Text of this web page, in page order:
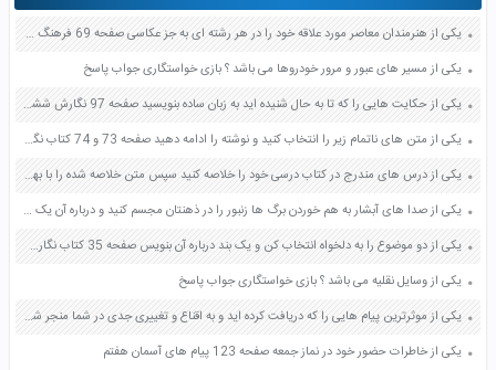
یکی از هنرمندان معاصر مورد علاقه خود را در هر رشته ای به جز عکاسی صفحه 69 فرهنگ و هنر نهم
یکی از مسیر های عبور و مرور خودروها می باشد ؟ بازی خواستگاری جواب پاسخ
یکی از حکایت هایی را که تا به حال شنیده اید به زبان ساده بنویسید صفحه 97 نگارش ششم دبستان
یکی از متن های ناتمام زیر را انتخاب کنید و نوشته را ادامه دهید صفحه 73 و 74 کتاب نگارش فارسی پنجم دبستان
یکی از درس های مندرج در کتاب درسی خود را خلاصه کنید سپس متن خلاصه شده را با بهره گیری از روش های دسته بندی نمودار جدول نقشه مفهومی نشان دهید صفحه 118 نگارش یازدهم
یکی از صدا های آبشار به هم خوردن برگ ها زنبور را در ذهنتان مجسم کنید و درباره آن یک بند بنویسید صفحه 11 نگارش پنجم
یکی از دو موضوع را به دلخواه انتخاب کن و یک بند درباره آن بنویس صفحه 35 کتاب نگارش فارسی سوم
یکی از وسایل نقلیه می باشد ؟ بازی خواستگاری جواب پاسخ
یکی از موثرترین پیام هایی را که دریافت کرده اید و به اقناع و تغییری جدی در شما منجر شده است برسی کنید و علت این تاثیر گذاری قابل توجه را بنویسید صفحه 52 تفکر و سواد رسانه ای دهم
یکی از خاطرات حضور خود در نماز جمعه صفحه 123 پیام های آسمان هفتم